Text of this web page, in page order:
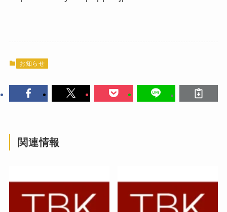
お知らせ
関連情報